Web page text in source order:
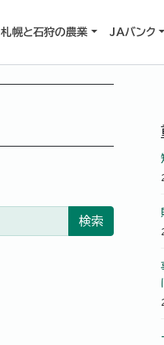
札幌と石狩の農業 JAバンク